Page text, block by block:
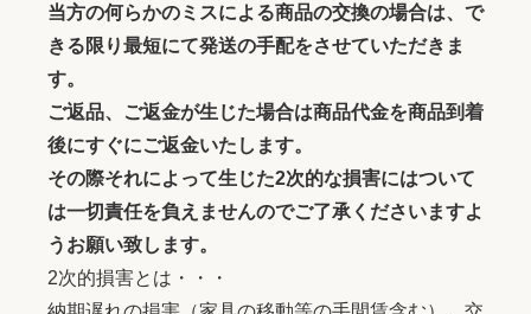
当方の何らかのミスによる商品の交換の場合は、で
きる限り最短にて発送の手配をさせていただきま
す。
ご返品、ご返金が生じた場合は商品代金を商品到着
後にすぐにご返金いたします。
その際それによって生じた2次的な損害にはついて
は一切責任を負えませんのでご了承くださいますよ
うお願い致します。
2次的損害とは・・・